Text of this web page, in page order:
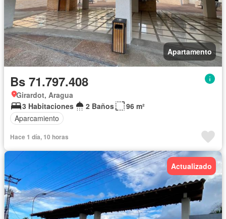
Apartamento
Bs 71.797.408
Girardot, Aragua
3 Habitaciones
2 Baños
96 m²
Aparcamiento
Hace 1 día, 10 horas
Actualizado